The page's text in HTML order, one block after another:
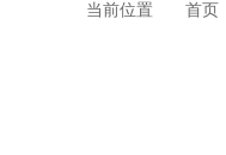
当前位置 首页